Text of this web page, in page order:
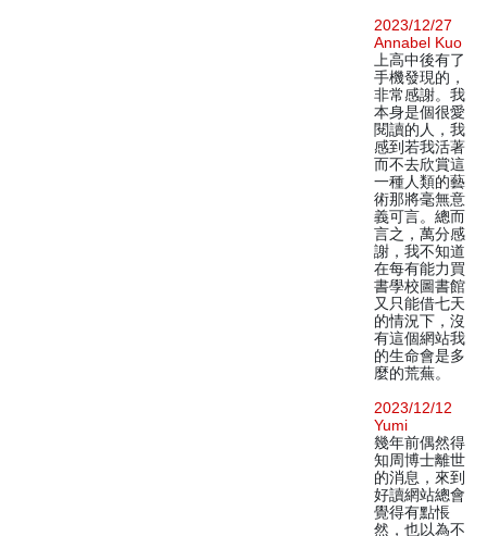
2023/12/27
Annabel Kuo
上高中後有了
手機發現的，
非常感謝。我
本身是個很愛
閱讀的人，我
感到若我活著
而不去欣賞這
一種人類的藝
術那將毫無意
義可言。總而
言之，萬分感
謝，我不知道
在每有能力買
書學校圖書館
又只能借七天
的情況下，沒
有這個網站我
的生命會是多
麼的荒蕪。
2023/12/12
Yumi
幾年前偶然得
知周博士離世
的消息，來到
好讀網站總會
覺得有點悵
然，也以為不